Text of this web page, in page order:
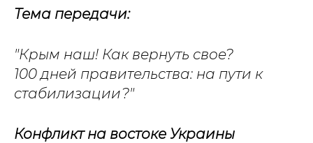
Тема передачи:
"Крым наш! Как вернуть свое?
100 дней правительства: на пути к
стабилизации?"
Конфликт на востоке Украины